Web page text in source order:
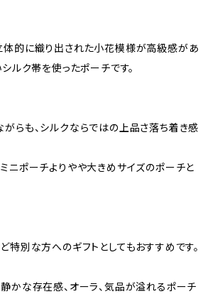
的に織り出された小花模様が高級感があ
シルク帯を使ったポーチです。
らも、シルクならではの上品さ落ち着き感
ニポーチよりやや大きめサイズのポーチと
特別な方へのギフトとしてもおすすめです。
かな存在感、オーラ、気品が溢れるポーチ